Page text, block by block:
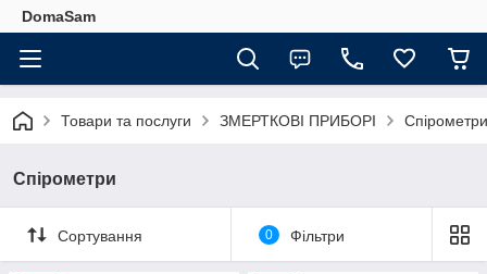
DomaSam
Товари та послуги ЗМЕРТКОВІ ПРИБОРІ Спірометри
Спірометри
Сортування 0 Фільтри